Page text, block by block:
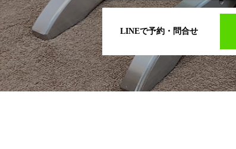
LINEで予約・問合せ